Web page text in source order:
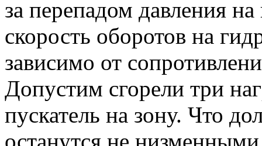
за перепадом давления
скорость оборотов на
зависимо от
Допустим сгорели три
пускатель на зону. Что